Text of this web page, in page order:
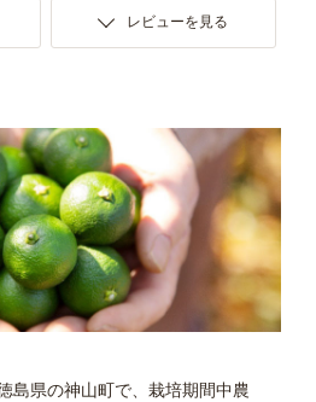
レビューを見る
島県の神山町で、栽培期間中農